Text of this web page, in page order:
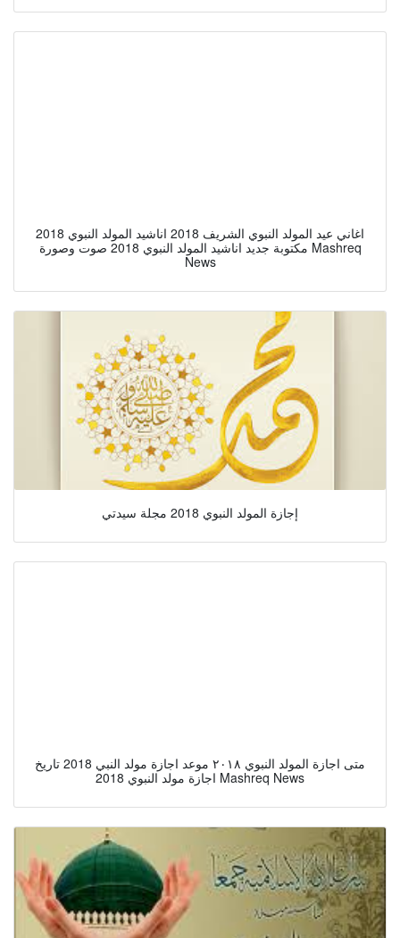
اغاني عيد المولد النبوي الشريف 2018 اناشيد المولد النبوي 2018
مكتوبة جديد اناشيد المولد النبوي 2018 صوت وصورة Mashreq
News
إجازة المولد النبوي 2018 مجلة سيدتي
متى اجازة المولد النبوي ٢٠١٨ موعد اجازة مولد النبي 2018 تاريخ
اجازة مولد النبوي 2018 Mashreq News